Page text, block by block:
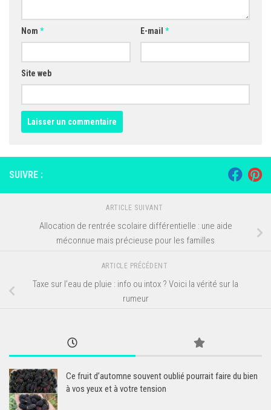
Nom * E-mail *
Site web
SUIVRE :
ARTICLE SUIVANT
Allocation de rentrée scolaire différentielle : une aide
méconnue mais précieuse pour les familles
ARTICLE PRÉCÉDENT
Taxe sur l’eau de pluie : info ou intox ? Voici la vérité sur la
rumeur
Ce fruit d’automne souvent oublié pourrait faire du bien
à vos yeux et à votre tension